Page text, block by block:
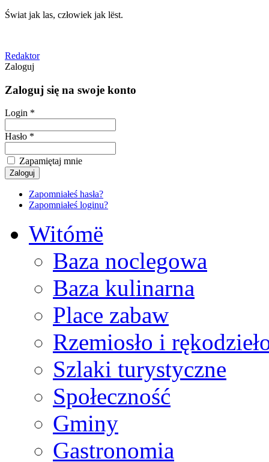
Świat jak las, człowiek jak lëst.
Redaktor
Zaloguj
Zaloguj się na swoje konto
Login *
Hasło *
Zapamiętaj mnie
Zapomniałeś hasła?
Zapomniałeś loginu?
Witómë
Baza noclegowa
Baza kulinarna
Place zabaw
Rzemiosło i
Szlaki turystyczne
Społeczność
Gminy
Gastronomia